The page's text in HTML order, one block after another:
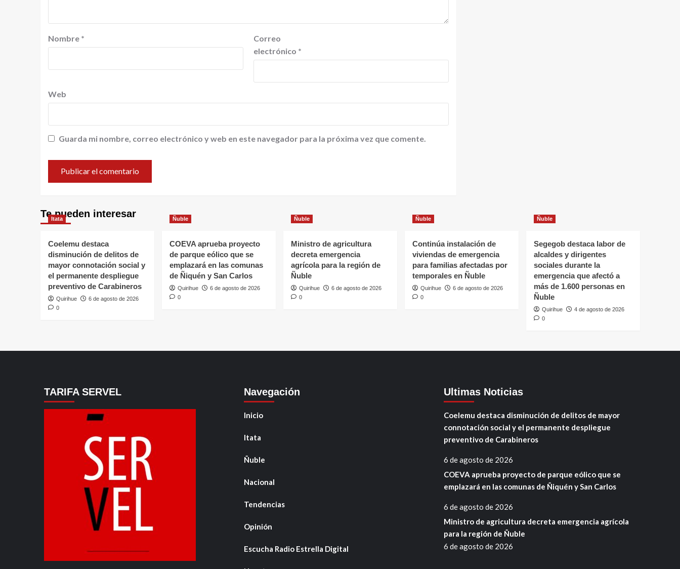
Nombre *
Correo
electrónico *
Web
Guarda mi nombre, correo electrónico y web en este navegador para la próxima vez que comente.
Te pueden interesar
Itata
Coelemu destaca
disminución de delitos de
mayor connotación social y
el permanente despliegue
preventivo de Carabineros
Quirihue
6 de agosto de 2026
0
Ñuble
COEVA aprueba proyecto
de parque eólico que se
emplazará en las comunas
de Ñiquén y San Carlos
Quirihue
6 de agosto de 2026
0
Ñuble
Ministro de agricultura
decreta emergencia
agrícola para la región de
Ñuble
Quirihue
6 de agosto de 2026
0
Ñuble
Continúa instalación de
viviendas de emergencia
para familias afectadas por
temporales en Ñuble
Quirihue
6 de agosto de 2026
0
Ñuble
Segegob destaca labor de
alcaldes y dirigentes
sociales durante la
emergencia que afectó a
más de 1.600 personas en
Ñuble
Quirihue
4 de agosto de 2026
0
TARIFA SERVEL Navegación
Inicio
Itata
Ñuble
Nacional
Tendencias
Opinión
Escucha Radio Estrella Digital
Ultimas Noticias
Coelemu destaca disminución de delitos de mayor
connotación social y el permanente despliegue
preventivo de Carabineros
6 de agosto de 2026
COEVA aprueba proyecto de parque eólico que se
emplazará en las comunas de Ñiquén y San Carlos
6 de agosto de 2026
Ministro de agricultura decreta emergencia agrícola
para la región de Ñuble
6 de agosto de 2026